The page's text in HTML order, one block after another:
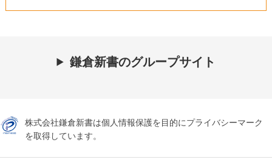
鎌倉新書のグループサイト
株式会社鎌倉新書は個人情報保護を目的にプライバシーマーク
を取得しています。